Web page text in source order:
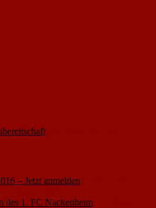
– Jetzt anmelden
des 1. FC Nackenheim